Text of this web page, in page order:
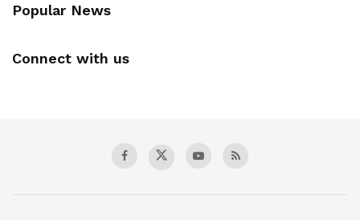
Popular News
Connect with us